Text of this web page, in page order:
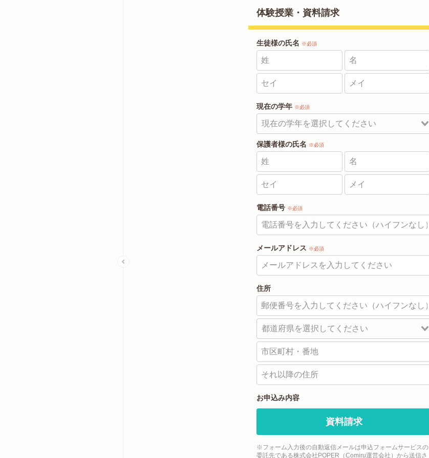
体験授業・資料請求
生徒様の氏名 ※必須
現在の学年 ※必須
保護者様の氏名 ※必須
電話番号 ※必須
メールアドレス ※必須
住所
お申込み内容
資料請求
※フォーム入力後の自動返信メールは申込フォームサービスの
委託先である株式会社POPER（Comiru運営会社）から送信さ